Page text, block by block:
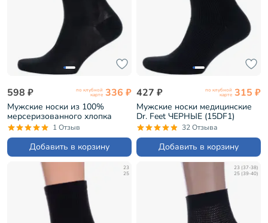
598 ₽ по клубной
карте 336 ₽
Мужские носки из 100%
мерсеризованного хлопка
Sergio Di Calze ЧЕРНЫЕ
(15SC1)
1 Отзыв
Добавить в корзину
427 ₽ по клубной
карте 315 ₽
Мужские носки медицинские
Dr. Feet ЧЕРНЫЕ (15DF1)
32 Отзыва
Добавить в корзину
23
25
23 (37-38)
25 (39-40)